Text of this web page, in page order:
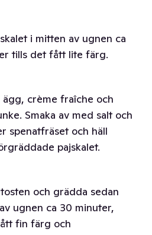
i mitten av ugnen ca
tills det fått lite färg.
ägg, crème fraîche och
Smaka av med salt och
spenatfräset och häll
pajskalet.
och grädda sedan
ugnen ca 30 minuter,
fin färg och